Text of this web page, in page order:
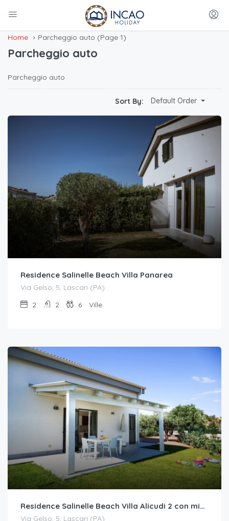
Home Parcheggio auto (Page 1)
Parcheggio auto
Parcheggio auto
Sort By: Default Order
Residence Salinelle Beach Villa Panarea
Via Gelso, 5, Lascari (PA)
2
2 6 Ville
Residence Salinelle Beach Villa Alicudi 2 con mini piscina idromassaggio
Via Gelso, 5, Lascari (PA)